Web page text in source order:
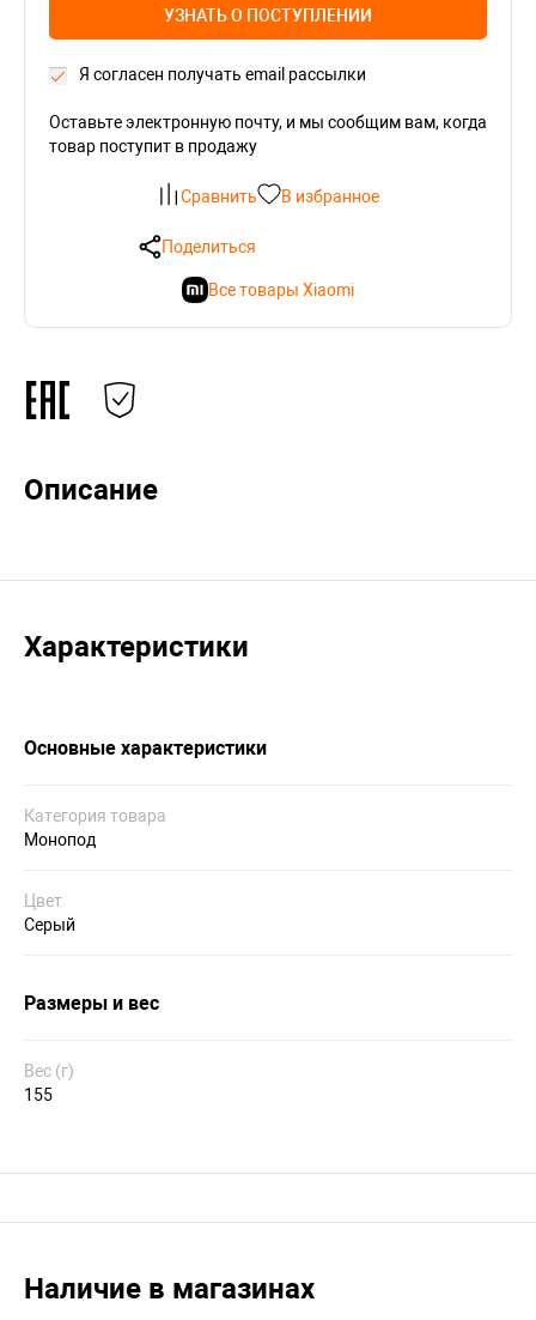
УЗНАТЬ О ПОСТУПЛЕНИИ
Я согласен получать email рассылки
Оставьте электронную почту, и мы сообщим вам, когда
товар поступит в продажу
Сравнить В избранное
Поделиться
Все товары Xiaomi
Описание
Характеристики
Основные характеристики
Категория товара
Монопод
Цвет
Серый
Размеры и вес
Вес (г)
155
Наличие в магазинах